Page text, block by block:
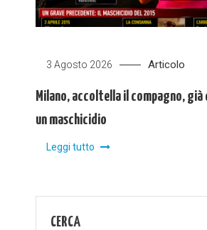
3 Agosto 2026 Articolo
Milano, accoltella il compagno, già
un maschicidio
Leggi tutto
CERCA